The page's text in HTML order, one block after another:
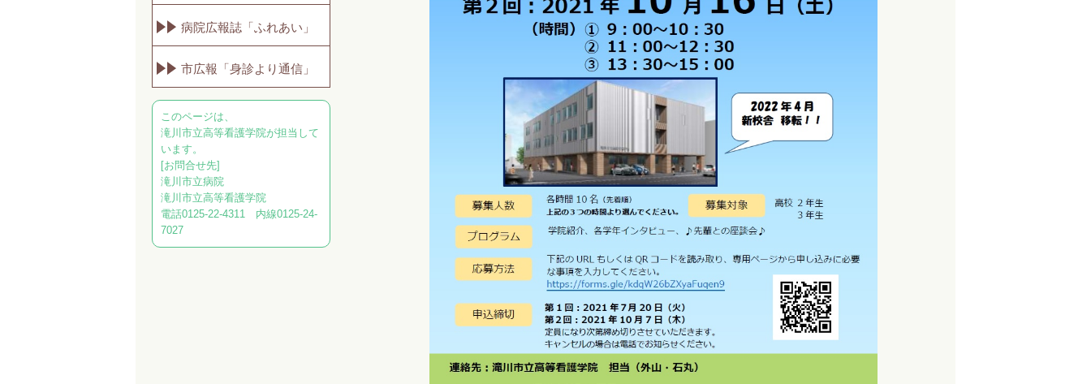
病院広報誌「ふれあい」
市広報「身診より通信」
このページは、
滝川市立高等看護学院が担当して
います。
[お問合せ先]
滝川市立病院
滝川市立高等看護学院
電話0125-22-4311 内線0125-24-
7027